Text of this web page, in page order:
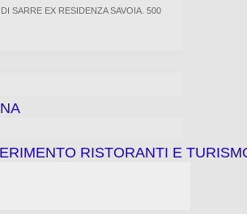
SARRE EX RESIDENZA SAVOIA. 500
RISTORANTI E